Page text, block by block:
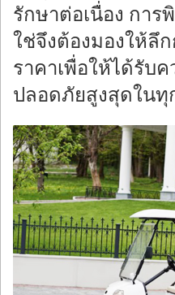
รักษาต่อเนื่อง การ
ใช่จึงต้องมองให้ลึก
ราคาเพื่อให้ได้รับ
ปลอดภัยสูงสุดในทุ